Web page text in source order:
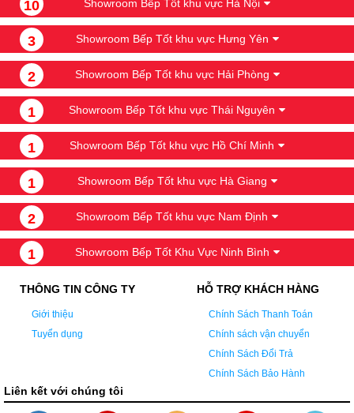
10 Showroom Bếp Tốt khu vực Hà Nội
3 Showroom Bếp Tốt khu vực Hưng Yên
2 Showroom Bếp Tốt khu vực Hải Phòng
1 Showroom Bếp Tốt khu vực Thái Nguyên
1 Showroom Bếp Tốt khu vực Hồ Chí Minh
1 Showroom Bếp Tốt khu vực Hà Giang
2 Showroom Bếp Tốt khu vực Nam Định
1 Showroom Bếp Tốt Khu Vực Ninh Bình
THÔNG TIN CÔNG TY
Giới thiệu
Tuyển dụng
HỖ TRỢ KHÁCH HÀNG
Chính Sách Thanh Toán
Chính sách vận chuyển
Chính Sách Đổi Trả
Chính Sách Bảo Hành
Liên kết với chúng tôi